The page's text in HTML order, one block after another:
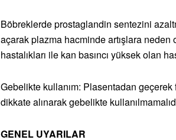
Böbreklerde prostaglandin sentezini
açarak plazma hacminde artışlara
hastalıkları ile kan basıncı yüksek olan
Gebelikte kullanım: Plasentadan
dikkate alınarak gebelikte
GENEL UYARILAR